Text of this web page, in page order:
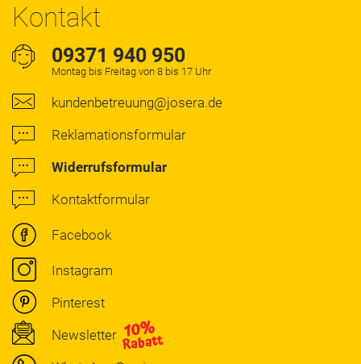
Kontakt
09371 940 950
Montag bis Freitag von 8 bis 17 Uhr
kundenbetreuung@josera.de
Reklamationsformular
Widerrufsformular
Kontaktformular
Facebook
Instagram
Pinterest
Newsletter